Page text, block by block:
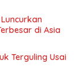
di Asia
Terguling Usai